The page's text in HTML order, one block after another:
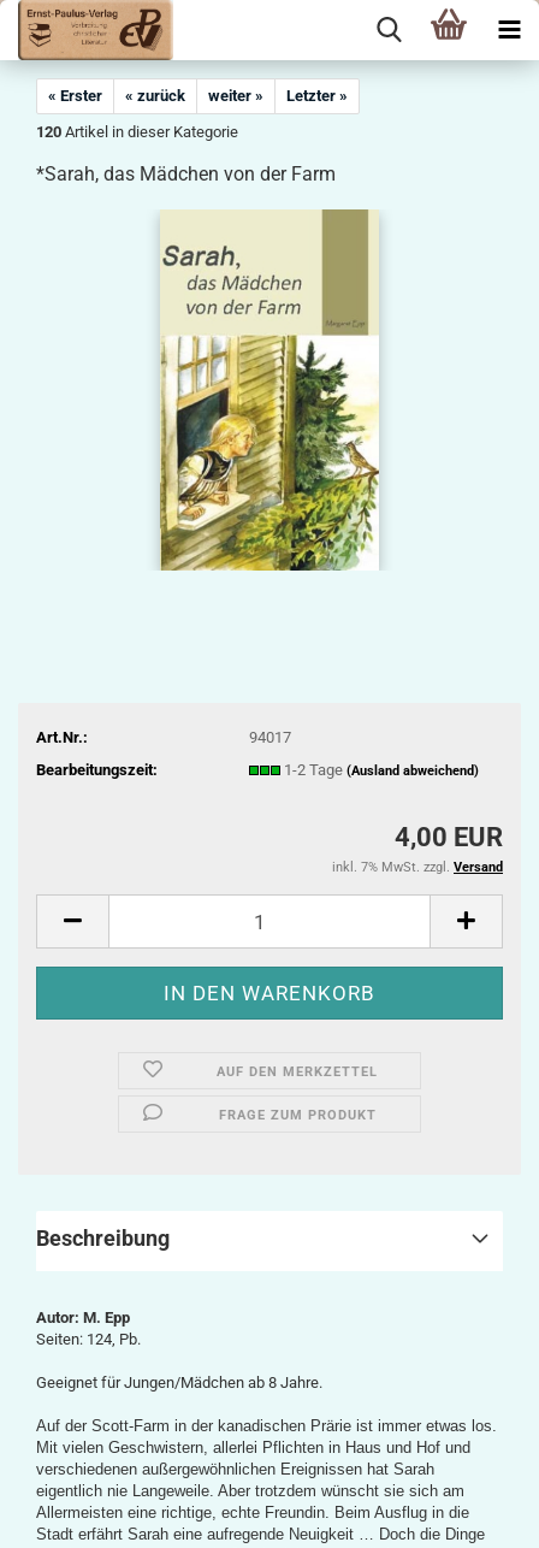
« Erster « zurück weiter »
Letzter »
120 Artikel in dieser Kategorie
*Sarah, das Mädchen von der Farm
Art.Nr.:
94017
Bearbeitungszeit:
1-2 Tage (Ausland abweichend)
4,00 EUR
inkl. 7% MwSt. zzgl. Versand
AUF DEN MERKZETTEL
FRAGE ZUM PRODUKT
Beschreibung
Autor: M. Epp
Seiten: 124, Pb.
Geeignet für Jungen/Mädchen ab 8 Jahre.
Auf der Scott-Farm in der kanadischen Prärie ist immer etwas los.
Mit vielen Geschwistern, allerlei Pflichten in Haus und Hof und
verschiedenen außergewöhnlichen Ereignissen hat Sarah
eigentlich nie Langeweile. Aber trotzdem wünscht sie sich am
Allermeisten eine richtige, echte Freundin. Beim Ausflug in die
Stadt erfährt Sarah eine aufregende Neuigkeit … Doch die Dinge